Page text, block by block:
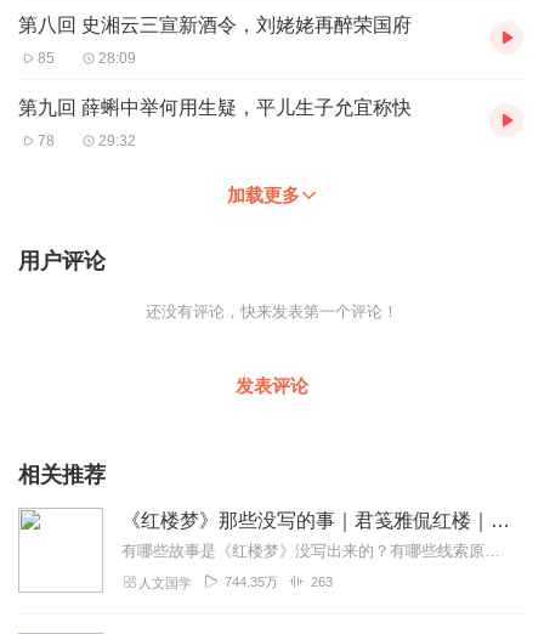
第八回 史湘云三宣新酒令，刘姥姥再醉荣国府
85 28:09
第九回 薛蝌中举何用生疑，平儿生子允宜称快
78 29:32
加载更多
用户评论
还没有评论，快来发表第一个评论！
发表评论
相关推荐
《红楼梦》那些没写的事｜君笺雅侃红楼｜国学经典
有哪些故事是《红楼梦》没写出来的？有哪些线索原文没交代清楚，哪些坑是曹雪芹没有填的？全网阅读超10亿的“君笺雅侃红楼”，继喜马拉雅独家发布《趣侃红楼》600期系...
人文国学 744.35万 263